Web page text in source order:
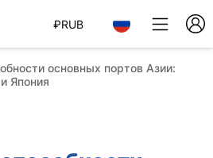
₽RUB
основных портов Азии:
Япония